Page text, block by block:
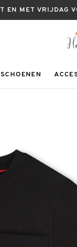
MET VRIJDAG
SCHOENEN